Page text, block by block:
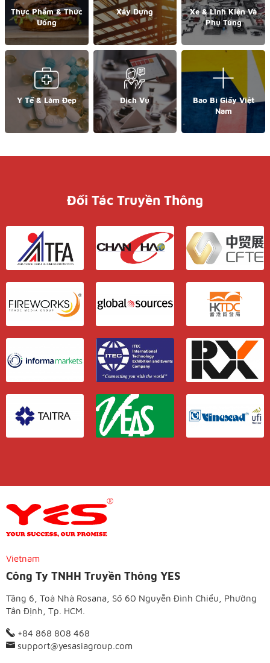
Thực Phẩm & Thức
Uống
Xây Dựng
Xe & Linh Kiện Và
Phụ Tùng
Y Tế & Làm Đẹp Dịch Vụ
Bao Bì Giấy Việt
Nam
Đối Tác Truyền Thông
Vietnam
Công Ty TNHH Truyền Thông YES
Tầng 6, Toà Nhà Rosana, Số 60 Nguyễn Đình Chiểu, Phường
Tân Định, Tp. HCM.
+84 868 808 468
support@yesasiagroup.com